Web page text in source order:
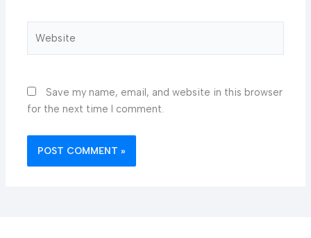
Save my name, email, and website in this browser
for the next time I comment.